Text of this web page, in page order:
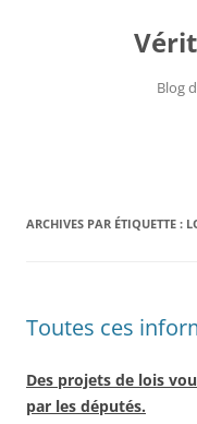
Blog
ARCHIVES PAR ÉTIQUETTE :
Toutes ces
Des projets de lois
par les députés.